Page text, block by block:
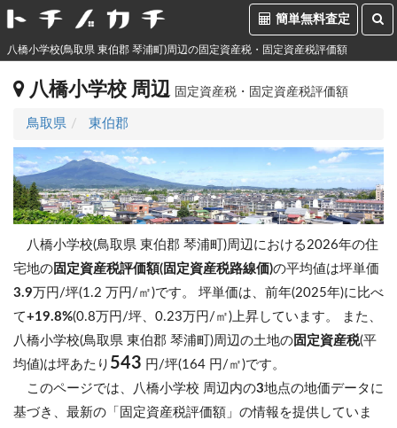
簡単無料査定
八橋小学校(鳥取県 東伯郡 琴浦町)周辺の固定資産税・固定資産税評価額
八橋小学校 周辺 固定資産税・固定資産税評価額
鳥取県 東伯郡
八橋小学校(鳥取県 東伯郡 琴浦町)周辺における2026年の住
宅地の 固定資産税評価額(固定資産税路線価)の平均値は坪単価
3.9万円/坪(1.2 万円/㎡)です。 坪単価は、前年(2025年)に比べ
て+19.8%(0.8万円/坪、0.23万円/㎡)上昇しています。
また、
八橋小学校(鳥取県 東伯郡 琴浦町)周辺の土地の 固定資産税(平
均値)は坪あたり 543 円/坪(164 円/㎡)です。
このページでは、八橋小学校 周辺内の3地点の地価データに
基づき、最新の「固定資産税評価額」の情報を提供していま